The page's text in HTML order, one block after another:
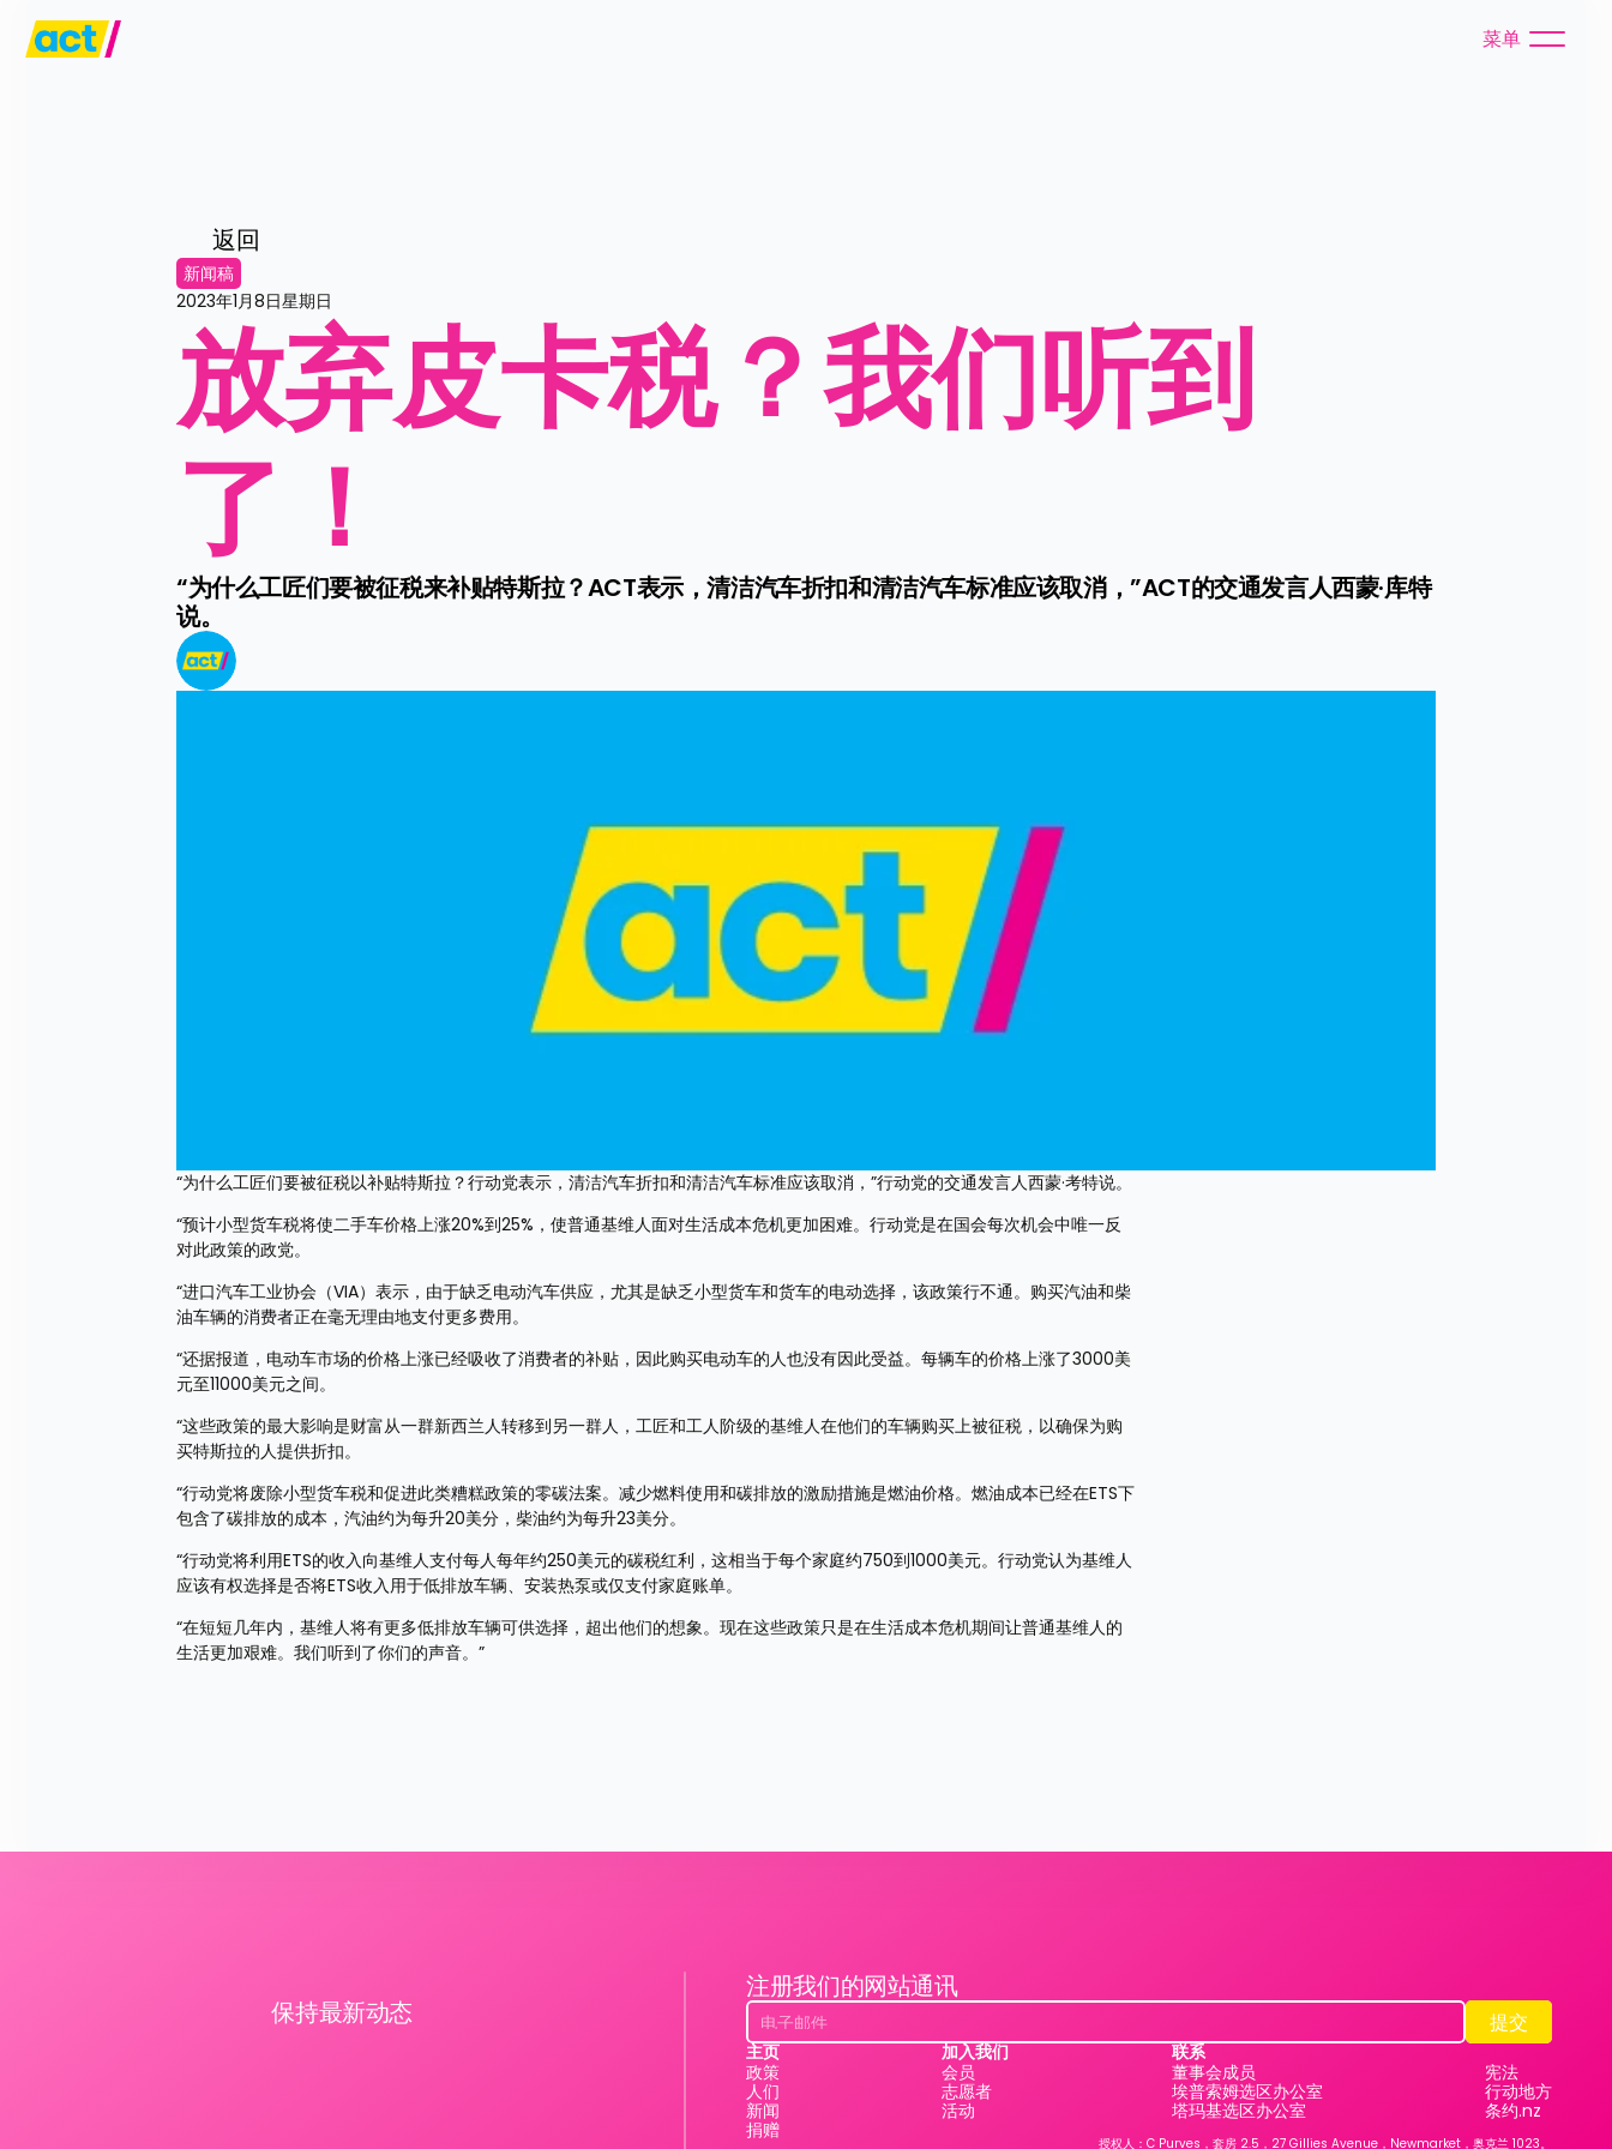
菜单
返回
新闻稿
2023年1月8日星期日
放弃皮卡税？我们听到
了！
“为什么工匠们要被征税来补贴特斯拉？ACT表示，清洁汽车折扣和清洁汽车标准应该取消，”ACT的交通发言人西蒙·库特
说。
“为什么工匠们要被征税以补贴特斯拉？行动党表示，清洁汽车折扣和清洁汽车标准应该取消，”行动党的交通发言人西蒙·考特说。
“预计小型货车税将使二手车价格上涨20%到25%，使普通基维人面对生活成本危机更加困难。行动党是在国会每次机会中唯一反
对此政策的政党。
“进口汽车工业协会（VIA）表示，由于缺乏电动汽车供应，尤其是缺乏小型货车和货车的电动选择，该政策行不通。购买汽油和柴
油车辆的消费者正在毫无理由地支付更多费用。
“还据报道，电动车市场的价格上涨已经吸收了消费者的补贴，因此购买电动车的人也没有因此受益。每辆车的价格上涨了3000美
元至11000美元之间。
“这些政策的最大影响是财富从一群新西兰人转移到另一群人，工匠和工人阶级的基维人在他们的车辆购买上被征税，以确保为购
买特斯拉的人提供折扣。
“行动党将废除小型货车税和促进此类糟糕政策的零碳法案。减少燃料使用和碳排放的激励措施是燃油价格。燃油成本已经在ETS下
包含了碳排放的成本，汽油约为每升20美分，柴油约为每升23美分。
“行动党将利用ETS的收入向基维人支付每人每年约250美元的碳税红利，这相当于每个家庭约750到1000美元。行动党认为基维人
应该有权选择是否将ETS收入用于低排放车辆、安装热泵或仅支付家庭账单。
“在短短几年内，基维人将有更多低排放车辆可供选择，超出他们的想象。现在这些政策只是在生活成本危机期间让普通基维人的
生活更加艰难。我们听到了你们的声音。”
保持最新动态
注册我们的网站通讯
提交
提交
主页
政策
人们
新闻
捐赠
加入我们
会员
志愿者
活动
联系
董事会成员
埃普索姆选区办公室
塔玛基选区办公室
宪法
行动地方
条约.nz
授权人：C Purves，套房 2.5，27 Gillies Avenue，Newmarket，奥克兰 1023。